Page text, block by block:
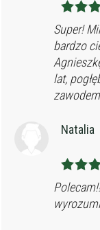
Super!
bardzo
lat,
zawodem
Natalia